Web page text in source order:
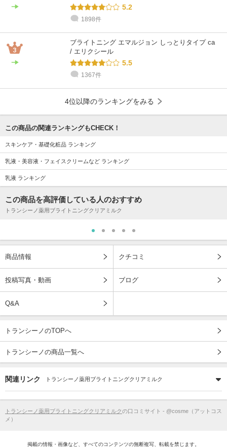
5.2
1898件
ブライトニング エマルジョン しっとりタイプ ca
/ エリクシール
5.5
1367件
4位以降のランキングをみる
この商品の関連ランキングもCHECK！
スキンケア・基礎化粧品 ランキング
乳液・美容液・フェイスクリームなど ランキング
乳液 ランキング
この商品を高評価している人のおすすめ
トランシーノ薬用ブライトニングクリアミルク
商品情報 クチコミ
投稿写真・動画 ブログ
Q&A
トランシーノのTOPへ
トランシーノの商品一覧へ
関連リンク トランシーノ薬用ブライトニングクリアミルク
トランシーノ薬用ブライトニングクリアミルクの口コミサイト - @cosme（アットコス
メ）
掲載の情報・画像など、すべてのコンテンツの無断複写、転載を禁じます。